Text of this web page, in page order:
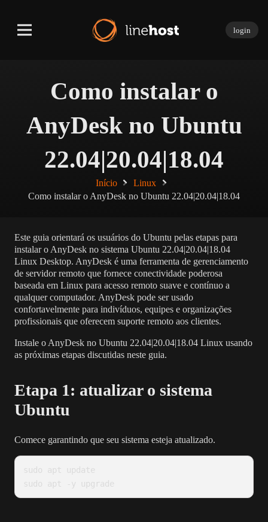
login
Como instalar o
AnyDesk no Ubuntu
22.04|20.04|18.04
Início
Linux
Como instalar o AnyDesk no Ubuntu 22.04|20.04|18.04
Este guia orientará os usuários do Ubuntu pelas etapas para
instalar o AnyDesk no sistema Ubuntu 22.04|20.04|18.04
Linux Desktop. AnyDesk é uma ferramenta de gerenciamento
de servidor remoto que fornece conectividade poderosa
baseada em Linux para acesso remoto suave e contínuo a
qualquer computador. AnyDesk pode ser usado
confortavelmente para indivíduos, equipes e organizações
profissionais que oferecem suporte remoto aos clientes.
Instale o AnyDesk no Ubuntu 22.04|20.04|18.04 Linux usando
as próximas etapas discutidas neste guia.
Etapa 1: atualizar o sistema
Ubuntu
Comece garantindo que seu sistema esteja atualizado.
sudo apt update
sudo apt -y upgrade